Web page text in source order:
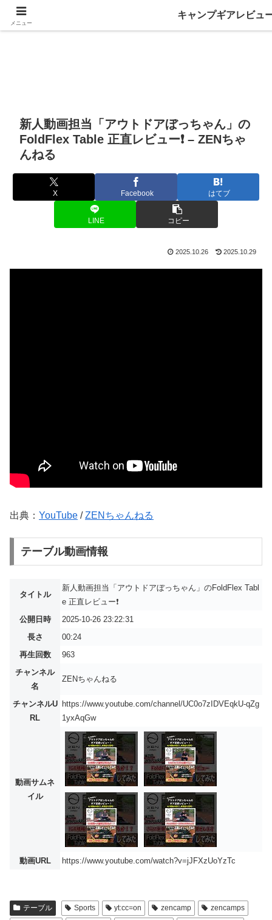
新人動画担当「アウトドアぼっちゃん」の
FoldFlex Table 正直レビュー❗️ – ZENちゃ
んねる
X Facebook はてブ
LINE コピー
2025.10.26 2025.10.29
出典： YouTube /ZENちゃんねる
テーブル動画情報
タイトル
新人動画担当「アウトドアぼっちゃん」のFoldFlex Tabl
e 正直レビュー❗️
公開日時
2025-10-26 23:22:31
長さ
00:24
再生回数
963
チャンネル
名
ZENちゃんねる
チャンネルU
RL
https://www.youtube.com/channel/UC0o7zIDVEqkU-qZg
1yxAqGw
動画サムネ
イル
動画URL https://www.youtube.com/watch?v=jJFXzUoYzTc
テーブル Sports yt:cc=on zencamp
zencamps
メニュー
キャンプギアレビュ